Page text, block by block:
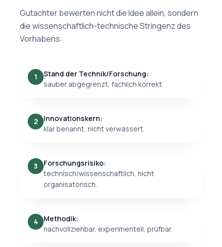
Gutachter bewerten nicht die Idee allein, sondern
die wissenschaftlich-technische Stringenz des
Vorhabens:
1
Stand der Technik/Forschung:
sauber abgegrenzt, fachlich korrekt.
2
Innovationskern:
klar benannt, nicht verwässert.
3
Forschungsrisiko:
technisch/wissenschaftlich, nicht
organisatorisch.
4
Methodik:
nachvollziehbar, experimentell, prüfbar.